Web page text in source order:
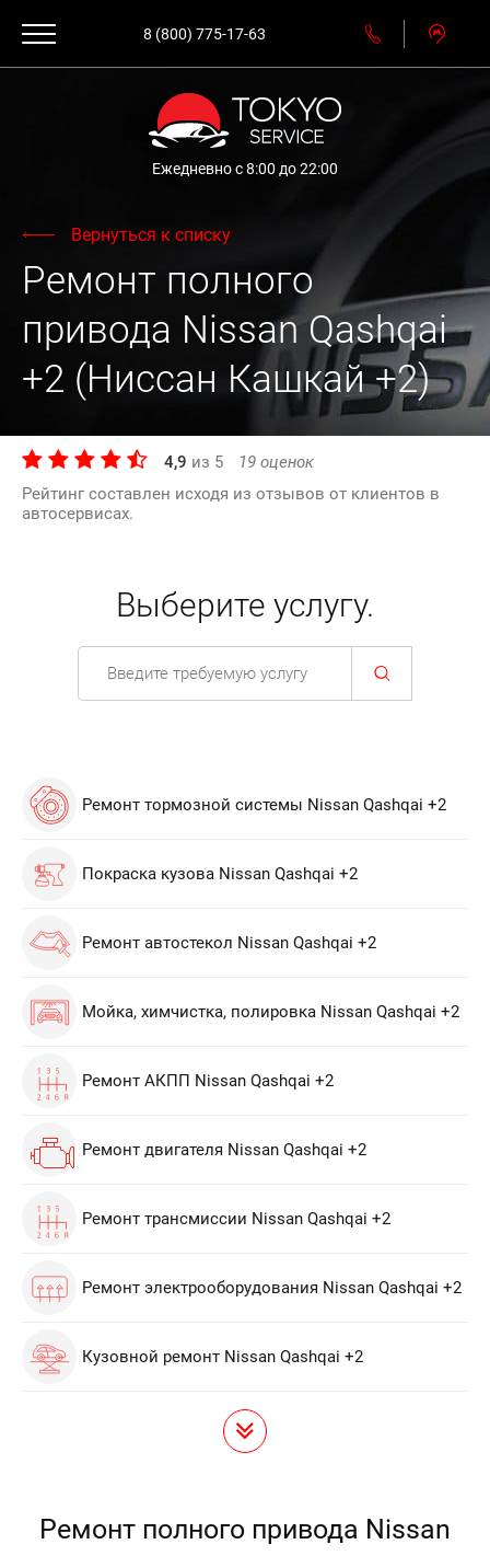
8 (800) 775-17-63
Ежедневно с 8:00 до 22:00
Вернуться к списку
Ремонт полного
привода Nissan Qashqai
+2 (Ниссан Кашкай +2)
4,9 из 5 19 оценок
Рейтинг составлен исходя из отзывов от клиентов в
автосервисах.
Выберите услугу.
Ремонт тормозной системы Nissan Qashqai +2
Покраска кузова Nissan Qashqai +2
Ремонт автостекол Nissan Qashqai +2
Мойка, химчистка, полировка Nissan Qashqai +2
Ремонт АКПП Nissan Qashqai +2
Ремонт двигателя Nissan Qashqai +2
Ремонт трансмиссии Nissan Qashqai +2
Ремонт электрооборудования Nissan Qashqai +2
Кузовной ремонт Nissan Qashqai +2
Ремонт полного привода Nissan